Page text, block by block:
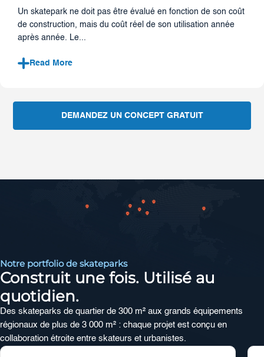
Un skatepark ne doit pas être évalué en fonction de son coût
de construction, mais du coût réel de son utilisation année
après année. Le...
Read More
DEMANDEZ UN CONCEPT GRATUIT
Notre portfolio de skateparks
Construit une fois. Utilisé au
quotidien.
Des skateparks de quartier de 300 m² aux grands équipements
régionaux de plus de 3 000 m² : chaque projet est conçu en
collaboration étroite entre skateurs et urbanistes.